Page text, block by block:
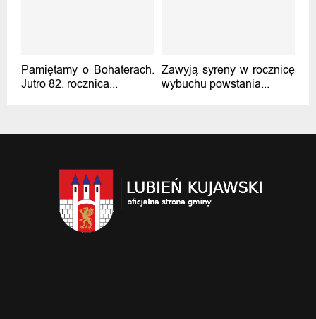
Pamiętamy o Bohaterach.
Jutro 82. rocznica...
Zawyją syreny w rocznicę
wybuchu powstania...